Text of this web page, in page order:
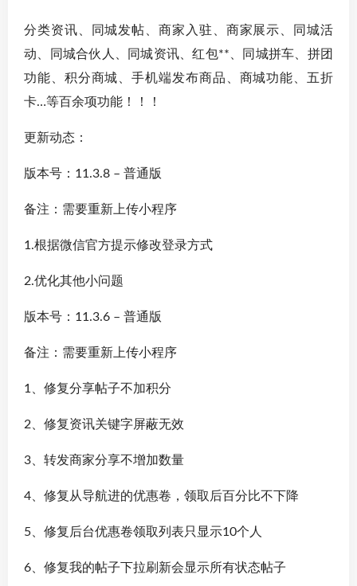
分类资讯、同城发帖、商家入驻、商家展示、同城活
动、同城合伙人、同城资讯、红包**、同城拼车、拼团
功能、积分商城、手机端发布商品、商城功能、五折
卡…等百余项功能！！！
更新动态：
版本号：11.3.8 – 普通版
备注：需要重新上传小程序
1.根据微信官方提示修改登录方式
2.优化其他小问题
版本号：11.3.6 – 普通版
备注：需要重新上传小程序
1、修复分享帖子不加积分
2、修复资讯关键字屏蔽无效
3、转发商家分享不增加数量
4、修复从导航进的优惠卷，领取后百分比不下降
5、修复后台优惠卷领取列表只显示10个人
6、修复我的帖子下拉刷新会显示所有状态帖子